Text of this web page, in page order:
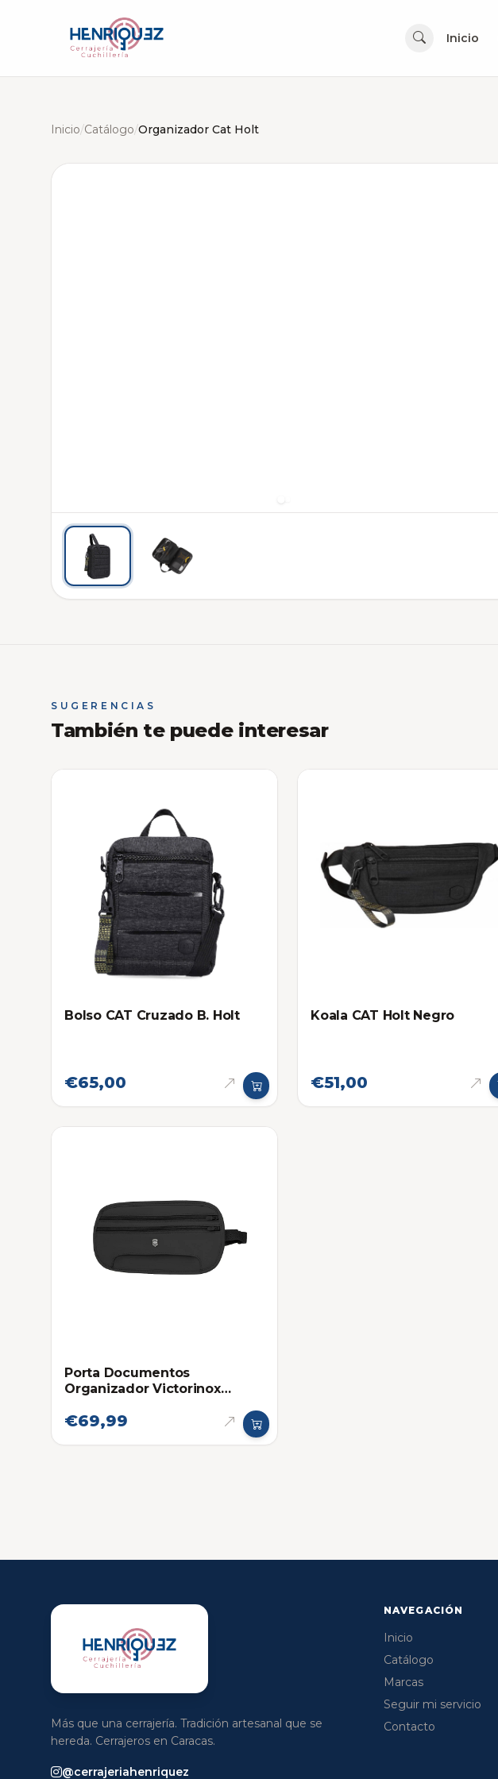
Inicio
Inicio/Catálogo/Organizador Cat Holt
SUGERENCIAS
También te puede interesar
Bolso CAT Cruzado B. Holt
€65,00
Koala CAT Holt Negro
€51,00
Porta Documentos
Organizador Victorinox
€69,99
Más que una cerrajería. Tradición artesanal que se
hereda. Cerrajeros en Caracas.
@cerrajeriahenriquez
NAVEGACIÓN
Inicio
Catálogo
Marcas
Seguir mi servicio
Contacto